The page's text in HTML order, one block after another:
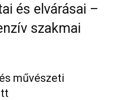
és elvárásai –
szakmai
művészeti